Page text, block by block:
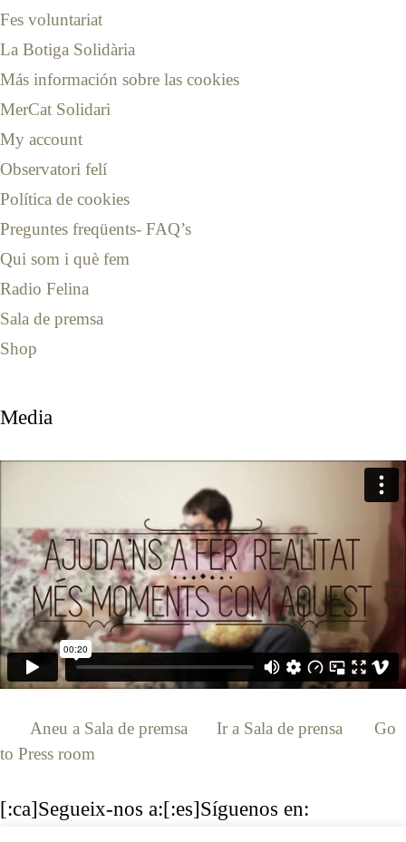
Fes voluntariat
La Botiga Solidària
Más información sobre las cookies
MerCat Solidari
My account
Observatori felí
Política de cookies
Preguntes freqüents- FAQ’s
Qui som i què fem
Radio Felina
Sala de premsa
Shop
Media
Aneu a Sala de premsa Ir a Sala de prensa
Go
to Press room
[:ca]Segueix-nos a:[:es]Síguenos en: